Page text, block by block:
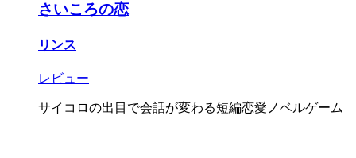
さいころの恋
リンス
レビュー
サイコロの出目で会話が変わる短編恋愛ノベルゲーム